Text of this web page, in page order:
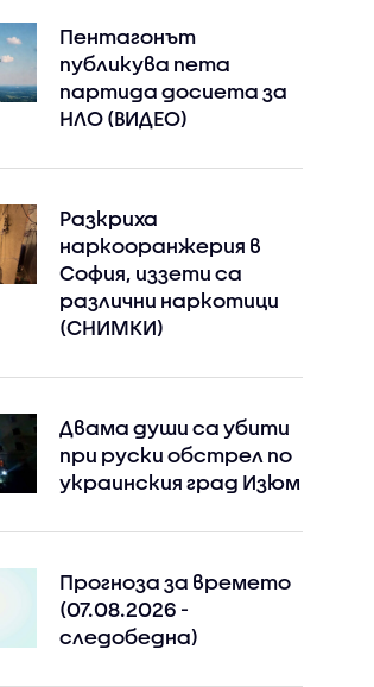
Пентагонът
публикува пета
партида досиета за
НЛО (ВИДЕО)
Разкриха
наркооранжерия в
София, иззети са
различни наркотици
(СНИМКИ)
Двама души са убити
при руски обстрeл по
украинския град Изюм
Прогноза за времето
(07.08.2026 -
следобедна)